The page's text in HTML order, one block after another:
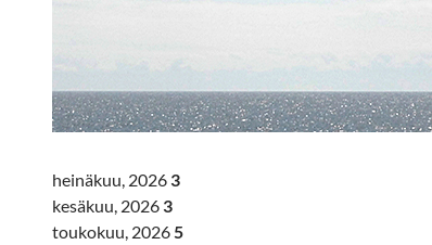
heinäkuu, 2026 3
kesäkuu, 2026 3
toukokuu, 20265